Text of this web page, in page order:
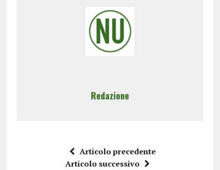
Redazione
Articolo precedente
Articolo successivo